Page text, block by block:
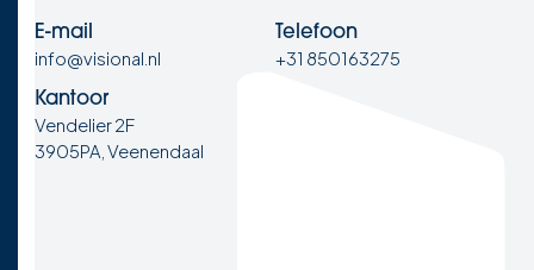
E-mail
info@visional.nl
Telefoon
+31 850163275
Kantoor
Vendelier 2F
3905PA, Veenendaal